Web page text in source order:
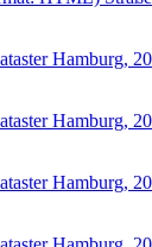
Hamburg,
Hamburg,
Hamburg,